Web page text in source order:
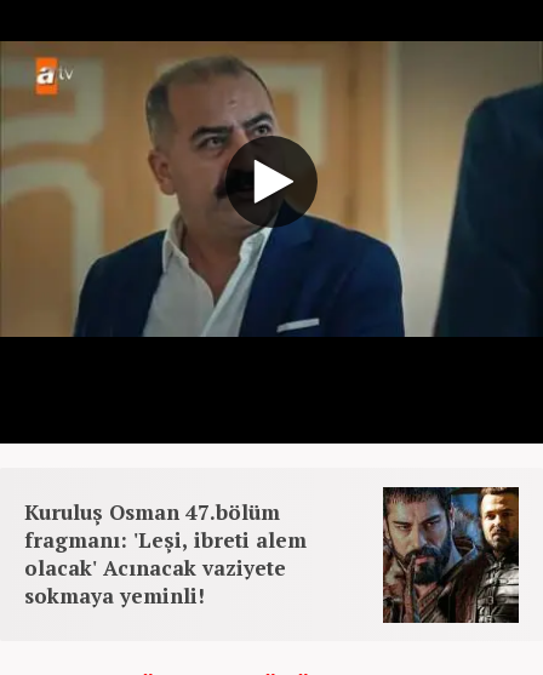
Kuruluş Osman 47.bölüm
fragmanı: 'Leşi, ibreti alem
olacak' Acınacak vaziyete
sokmaya yeminli!